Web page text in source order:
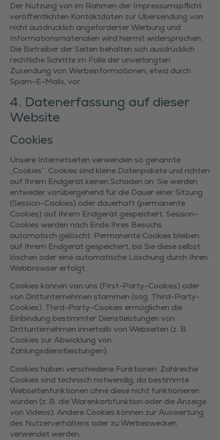
Der Nutzung von im Rahmen der Impressumspflicht
veröffentlichten Kontaktdaten zur Übersendung von
nicht ausdrücklich angeforderter Werbung und
Informationsmaterialien wird hiermit widersprochen.
Die Betreiber der Seiten behalten sich ausdrücklich
rechtliche Schritte im Falle der unverlangten
Zusendung von Werbeinformationen, etwa durch
Spam-E-Mails, vor.
4. Datenerfassung auf dieser
Website
Cookies
Unsere Internetseiten verwenden so genannte
„Cookies“. Cookies sind kleine Datenpakete und richten
auf Ihrem Endgerät keinen Schaden an. Sie werden
entweder vorübergehend für die Dauer einer Sitzung
(Session-Cookies) oder dauerhaft (permanente
Cookies) auf Ihrem Endgerät gespeichert. Session-
Cookies werden nach Ende Ihres Besuchs
automatisch gelöscht. Permanente Cookies bleiben
auf Ihrem Endgerät gespeichert, bis Sie diese selbst
löschen oder eine automatische Löschung durch Ihren
Webbrowser erfolgt.
Cookies können von uns (First-Party-Cookies) oder
von Drittunternehmen stammen (sog. Third-Party-
Cookies). Third-Party-Cookies ermöglichen die
Einbindung bestimmter Dienstleistungen von
Drittunternehmen innerhalb von Webseiten (z. B.
Cookies zur Abwicklung von
Zahlungsdienstleistungen).
Cookies haben verschiedene Funktionen. Zahlreiche
Cookies sind technisch notwendig, da bestimmte
Webseitenfunktionen ohne diese nicht funktionieren
würden (z. B. die Warenkorbfunktion oder die Anzeige
von Videos). Andere Cookies können zur Auswertung
des Nutzerverhaltens oder zu Werbezwecken
verwendet werden.